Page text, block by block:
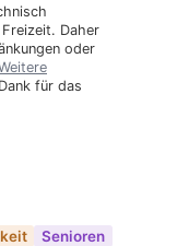
Daher
oder
für das
Senioren